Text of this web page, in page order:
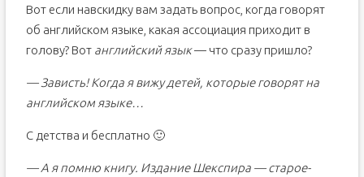
Вот если навскидку вам задать вопрос, когда говорят
об английском языке, какая ассоциация приходит в
голову? Вот английский язык— что сразу пришло?
— Зависть! Когда я вижу детей, которые говорят на
английском языке…
С детства и бесплатно 🙂
— А я помню книгу. Издание Шекспира — старое-